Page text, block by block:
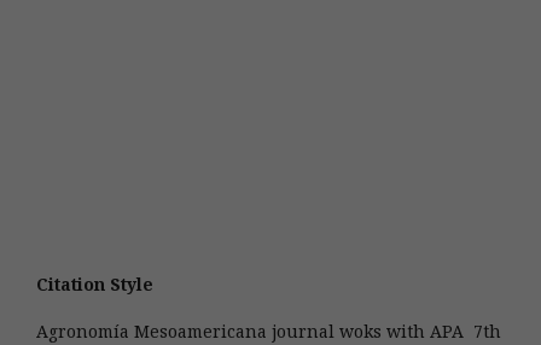
Citation Style
Agronomía Mesoamericana journal woks with APA 7th